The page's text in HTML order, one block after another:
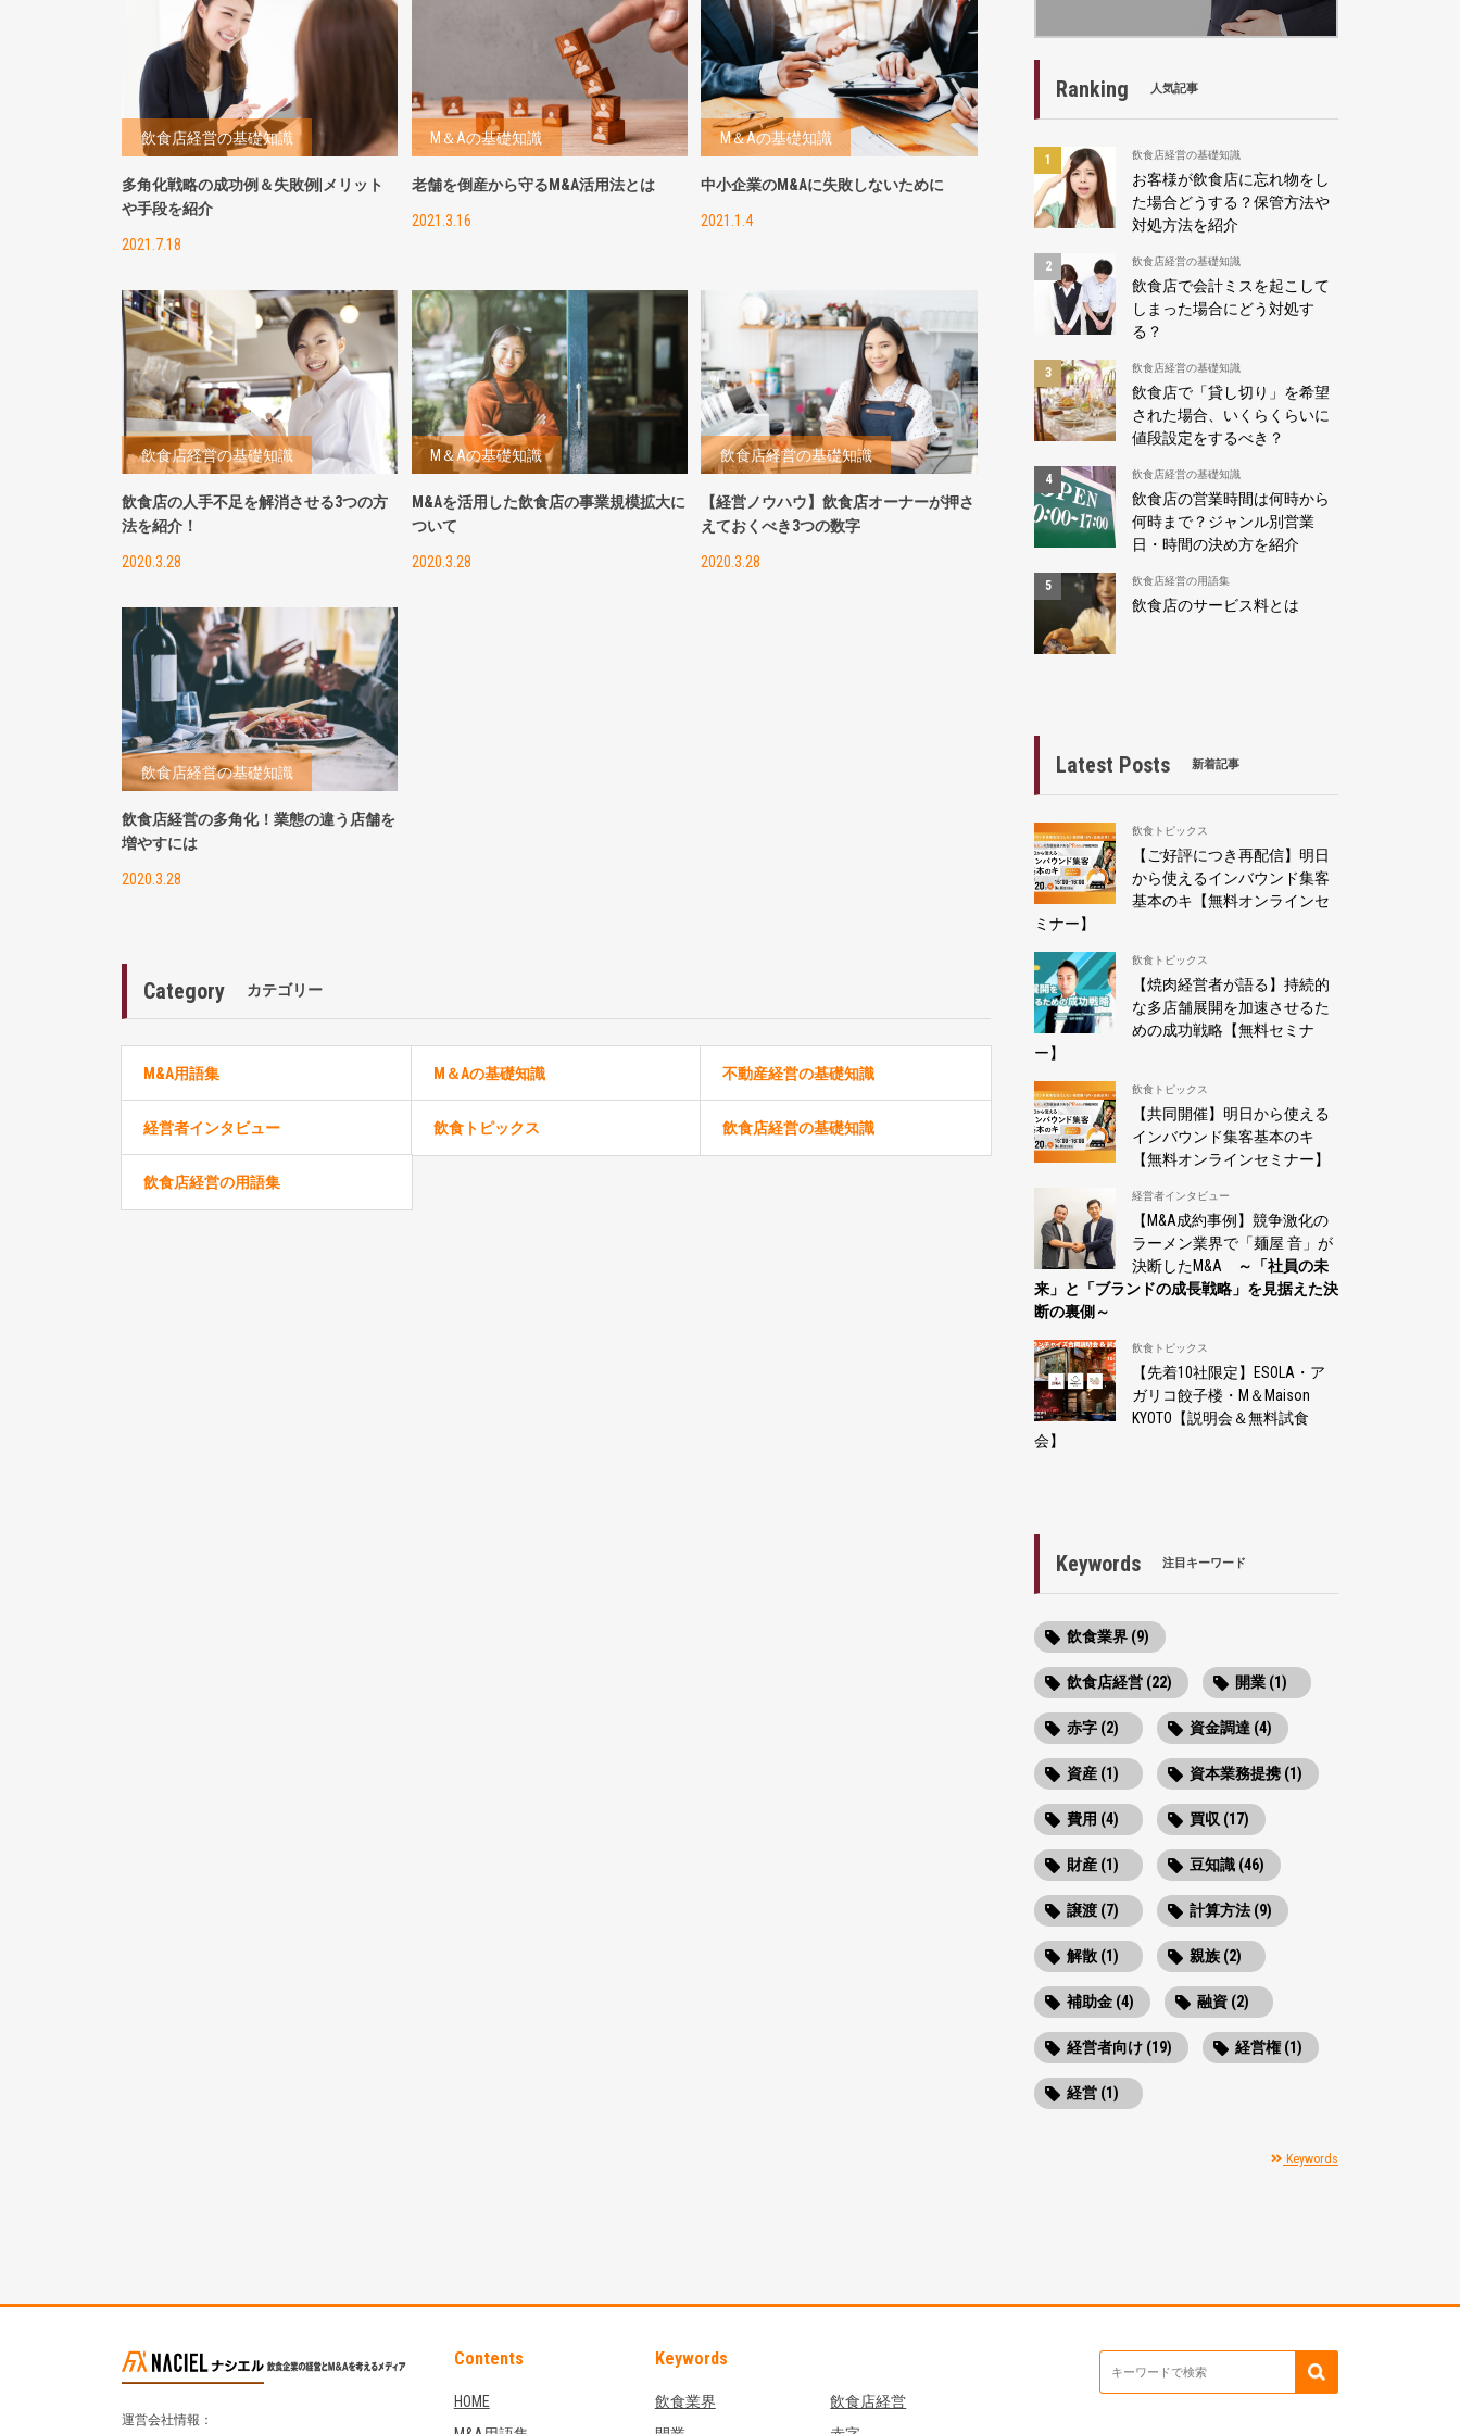
飲食店経営の基礎知識
多角化戦略の成功例＆失敗例|メリット
や手段を紹介
2021.7.18
M＆Aの基礎知識
老舗を倒産から守るM&A活用法とは
2021.3.16
M＆Aの基礎知識
中小企業のM&Aに失敗しないために
2021.1.4
飲食店経営の基礎知識
飲食店の人手不足を解消させる3つの方
法を紹介！
2020.3.28
M＆Aの基礎知識
M&Aを活用した飲食店の事業規模拡大に
ついて
2020.3.28
飲食店経営の基礎知識
【経営ノウハウ】飲食店オーナーが押さ
えておくべき3つの数字
2020.3.28
飲食店経営の基礎知識
飲食店経営の多角化！業態の違う店舗を
増やすには
2020.3.28
Category カテゴリー
M&A用語集 M＆Aの基礎知識 不動産経営の基礎知識
経営者インタビュー 飲食トピックス 飲食店経営の基礎知識
飲食店経営の用語集
Ranking 人気記事
飲食店経営の基礎知識
お客様が飲食店に忘れ物をし
た場合どうする？保管方法や
対処方法を紹介
飲食店経営の基礎知識
飲食店で会計ミスを起こして
しまった場合にどう対処す
る？
飲食店経営の基礎知識
飲食店で「貸し切り」を希望
された場合、いくらくらいに
値段設定をするべき？
飲食店経営の基礎知識
飲食店の営業時間は何時から
何時まで？ジャンル別営業
日・時間の決め方を紹介
飲食店経営の用語集
飲食店のサービス料とは
Latest Posts 新着記事
飲食トピックス
【ご好評につき再配信】明日
から使えるインバウンド集客
基本のキ【無料オンラインセ
ミナー】
飲食トピックス
【焼肉経営者が語る】持続的
な多店舗展開を加速させるた
めの成功戦略【無料セミナ
ー】
飲食トピックス
【共同開催】明日から使える
インバウンド集客基本のキ
【無料オンラインセミナー】
経営者インタビュー
【M&A成約事例】競争激化の
ラーメン業界で「麺屋 音」が
決断したM&A
～「社員の未
来」と「ブランドの成長戦略」を見据えた決
断の裏側～
飲食トピックス
【先着10社限定】ESOLA・ア
ガリコ餃子楼・M＆Maison
KYOTO【説明会＆無料試食
会】
Keywords 注目キーワード
飲食業界 (9)
飲食店経営 (22) 開業 (1)
赤字 (2) 資金調達 (4)
資産 (1) 資本業務提携 (1)
費用 (4) 買収 (17)
財産 (1) 豆知識 (46)
譲渡 (7) 計算方法 (9)
解散 (1) 親族 (2)
補助金 (4) 融資 (2)
経営者向け (19) 経営権 (1)
経営 (1)
Keywords
運営会社情報：
Contents
HOME
Keywords
飲食業界
飲食店経営